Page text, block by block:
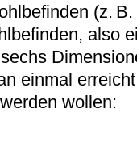
(z. B.
also
einmal
wollen: